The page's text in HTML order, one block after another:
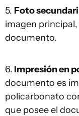
5. Foto
imagen
documento.
6. Impresión en
documento es
policarbonato
que posee el